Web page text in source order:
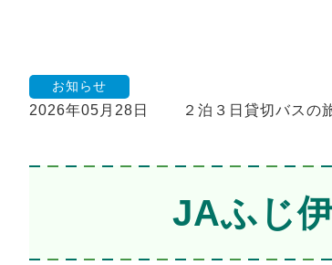
お知らせ
2026年05月28日 ２泊３日貸切バスの
JAふじ